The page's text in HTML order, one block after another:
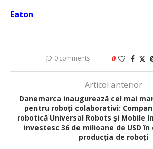
Eaton
0 comments 0
Articol anterior
Danemarca inaugurează cel mai
pentru roboți colaborativi:
robotică Universal Robots și Mobile
investesc 36 de milioane de USD
producția de roboți